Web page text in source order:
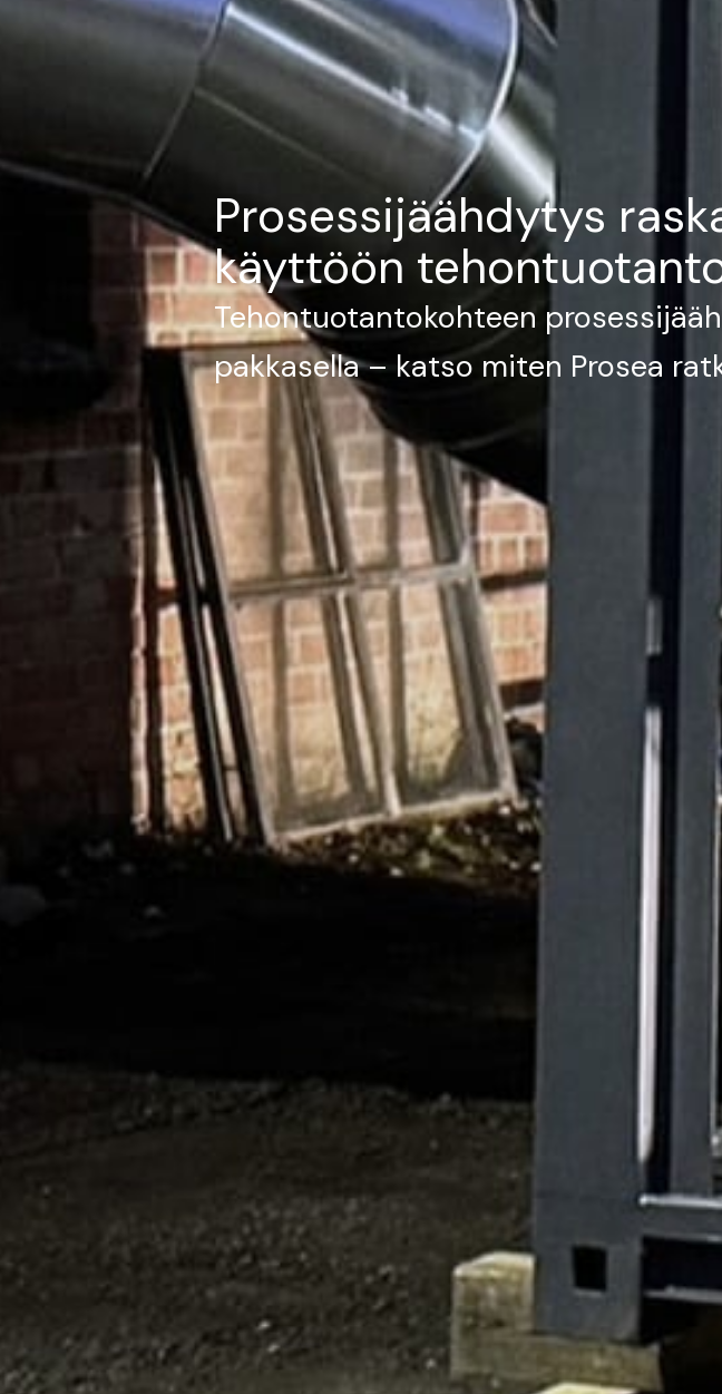
Prosessijäähdytys
käyttöön
Tehontuotantokohteen
pakkasella – katso miten Prosea